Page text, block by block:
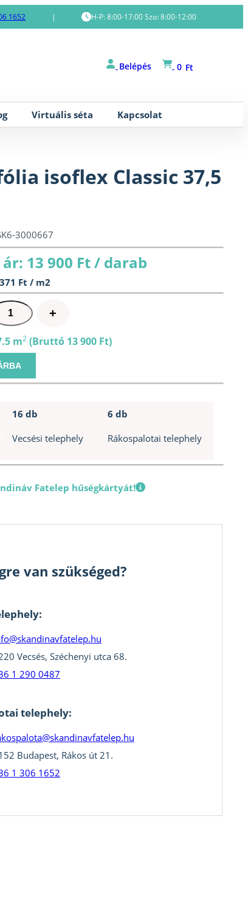
1652 | H-P: 8:00-17:00 Szo: 8:00-12:00
Belépés 0 Ft
Virtuális séta Kapcsolat
isoflex Classic 37,5
3000667
13 900 Ft / darab
Ft / m2
+
m2 (Bruttó 13 900 Ft)
16 db
Vecsési telephely
6 db
Rákospalotai telephely
Fatelep hűségkártyát!
van szükséged?
Vecsés, Széchenyi utca 68.
1 290 0487
telephely:
Budapest, Rákos út 21.
1 306 1652